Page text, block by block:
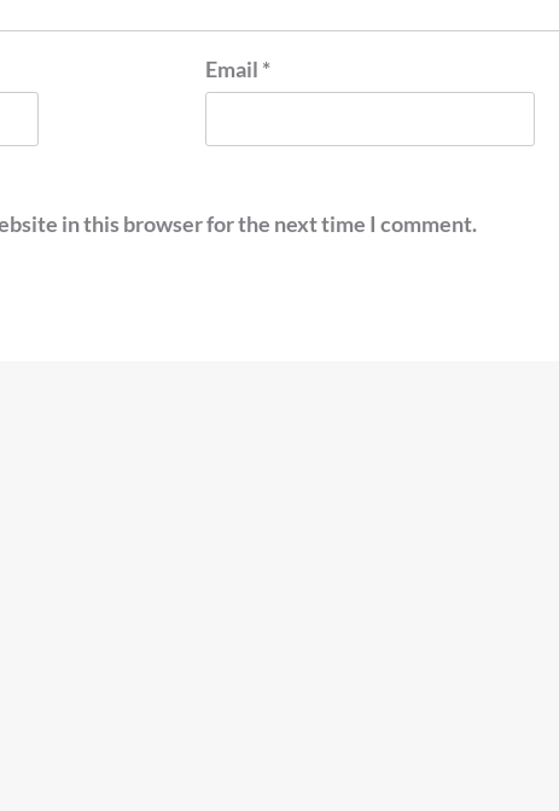
Email *
in this browser for the next time I comment.